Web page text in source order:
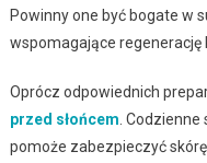
Powinny one być bogate w
wspomagające regenerację
Oprócz odpowiednich
przed słońcem .
pomoże zabezpieczyć